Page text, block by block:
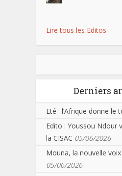
Lire tous les Editos
Derniers
Eté : l’Afrique donne le
Edito : Youssou Ndour
la CISAC 05/06/2026
Mouna, la nouvelle voix
05/06/2026